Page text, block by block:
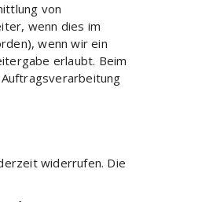
von
wenn dies im
wenn wir ein
erlaubt. Beim
widerrufen. Die